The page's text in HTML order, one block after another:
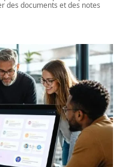
des documents et des notes